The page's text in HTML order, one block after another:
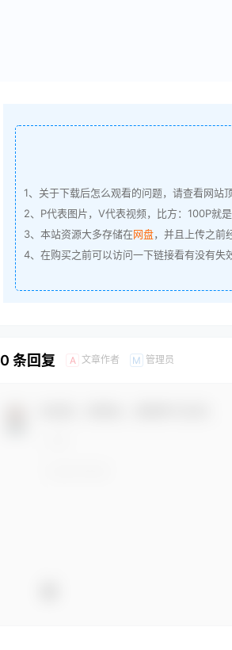
1、关于下载后怎么观看的问题，请查看网站顶
2、P代表图片，V代表视频，比方：100P就是
3、本站资源大多存储在网盘，并且上传之前
4、在购买之前可以访问一下链接看有没有失
0 条回复 A 文章作者 M 管理员